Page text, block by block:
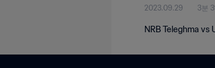
2023.09.29 3분
NRB Teleghma